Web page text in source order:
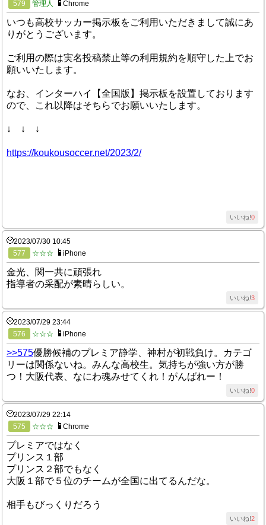
579
管理人 Chrome
いつも高校サッカー掲示板をご利用いただきまして誠にあ
りがとうございます。
ご利用の際は実名投稿禁止等の利用規約を順守した上でお
願いいたします。
なお、インターハイ【全国版】掲示板を設置しております
ので、これ以降はそちらでお願いいたします。
↓ ↓ ↓
https://koukousoccer.net/2023/2/
いいね!0
2023/07/30 10:45
577
☆☆☆ iPhone
金光、関一共に頑張れ
指導者の采配が素晴らしい。
いいね!3
2023/07/29 23:44
576
☆☆☆ iPhone
>>575優勝候補のプレミア静学、神村が初戦負け。カテゴ
リーは関係ないね。みんな高校生。気持ちが強い方が勝
つ！大阪代表、なにわ魂みせてくれ！がんばれー！
いいね!0
2023/07/29 22:14
575
☆☆☆ Chrome
プレミアではなく
プリンス１部
プリンス２部でもなく
大阪１部で５位のチームが全国に出てるんだな。
相手もびっくりだろう
いいね!2